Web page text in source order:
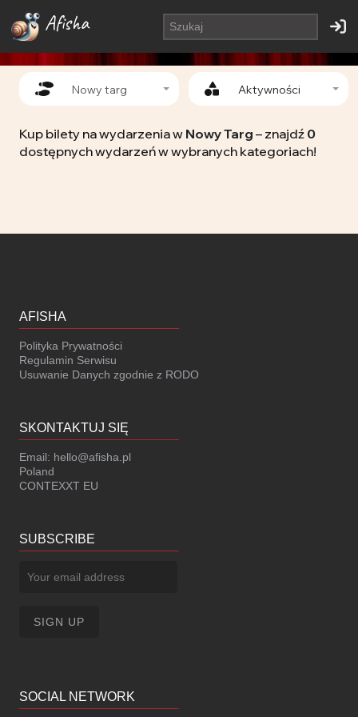
Afisha
Kup bilety na wydarzenia w Nowy Targ – znajdź 0
dostępnych wydarzeń w wybranych kategoriach!
Nowy targ Aktywności
AFISHA
Polityka Prywatności
Regulamin Serwisu
Usuwanie Danych zgodnie z RODO
SKONTAKTUJ SIĘ
Email: hello@afisha.pl
Poland
CONTEXXT EU
SUBSCRIBE
SOCIAL NETWORK